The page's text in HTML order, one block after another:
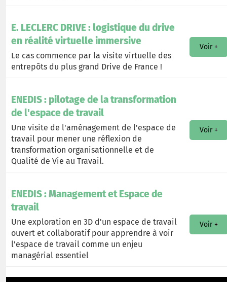
E. LECLERC DRIVE : logistique du drive
en réalité virtuelle immersive
Le cas commence par la visite virtuelle des
entrepôts du plus grand Drive de France !
Voir +
ENEDIS : pilotage de la transformation
de l'espace de travail
Une visite de l'aménagement de l'espace de
travail pour mener une réflexion de
transformation organisationnelle et de
Qualité de Vie au Travail.
Voir +
ENEDIS : Management et Espace de
travail
Une exploration en 3D d'un espace de travail
ouvert et collaboratif pour apprendre à voir
l'espace de travail comme un enjeu
managérial essentiel
Voir +